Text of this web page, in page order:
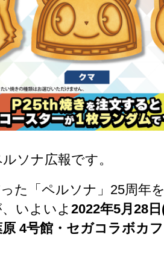
ソナ広報です。
た「ペルソナ」25周年
いよいよ 2022年5月28
4号館・セガコラボカ